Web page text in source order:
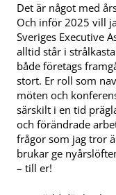
Det är något med
Och inför 2025 vill
Sveriges Executive
alltid står i
både företags
stort. Er roll som
möten och
särskilt i en tid
och förändrade
frågor som jag tror
brukar ge
– till er!